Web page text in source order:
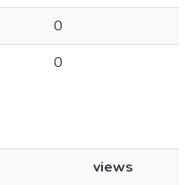
0
0
views